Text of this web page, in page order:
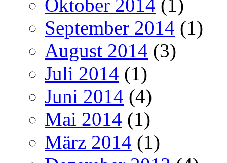
Oktober 2014 (1)
September 2014 (1)
August 2014 (3)
Juli 2014 (1)
Juni 2014 (4)
Mai 2014 (1)
März 2014 (1)